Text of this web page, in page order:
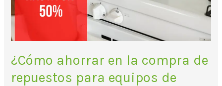
¿Cómo ahorrar en la compra de
repuestos para equipos de
equipos
cocina?